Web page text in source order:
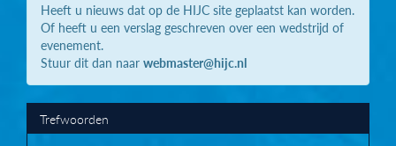
Heeft u nieuws dat op de HIJC site geplaatst kan worden.
Of heeft u een verslag geschreven over een wedstrijd of
evenement.
Stuur dit dan naar webmaster@hijc.nl
Trefwoorden